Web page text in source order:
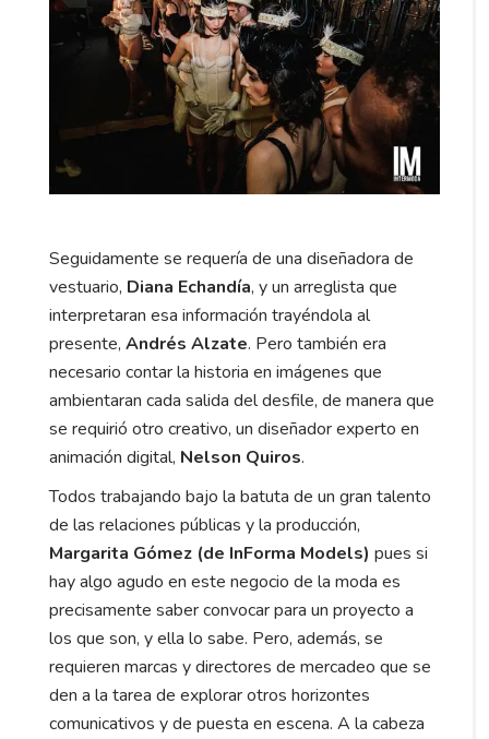
Seguidamente se requería de una diseñadora de
vestuario, Diana Echandía, y un arreglista que
interpretaran esa información trayéndola al
presente, Andrés Alzate. Pero también era
necesario contar la historia en imágenes que
ambientaran cada salida del desfile, de manera que
se requirió otro creativo, un diseñador experto en
animación digital, Nelson Quiros.
Todos trabajando bajo la batuta de un gran talento
de las relaciones públicas y la producción,
Margarita Gómez (de InForma Models) pues si
hay algo agudo en este negocio de la moda es
precisamente saber convocar para un proyecto a
los que son, y ella lo sabe. Pero, además, se
requieren marcas y directores de mercadeo que se
den a la tarea de explorar otros horizontes
comunicativos y de puesta en escena. A la cabeza